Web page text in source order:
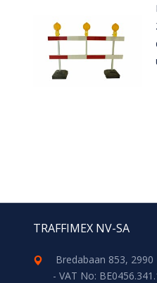
TRAFFIMEX NV-SA
Bredabaan 853,
- VAT No: